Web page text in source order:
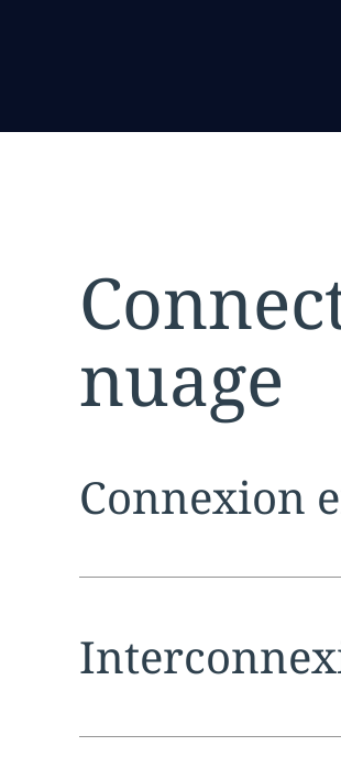
nuage
Expand
Connexion
Expand